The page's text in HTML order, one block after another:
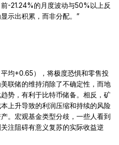
-21.24%的月度波动与50%以上反
示出积累，而非分配。 ”
均+0.65），将极度恐惧和零售投
联储的维持消除了不确定性，而地
势，有利于比特币储备。相反，矿
上升导致的利润压缩和持续的风险
。宏观基金类型分歧，一些人看到
注阻碍有意义复苏的实际收益逆